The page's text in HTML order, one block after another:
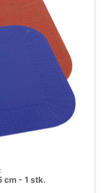
cm - 1 stk.